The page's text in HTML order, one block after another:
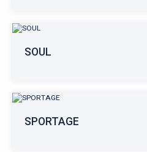
SOUL
SPORTAGE